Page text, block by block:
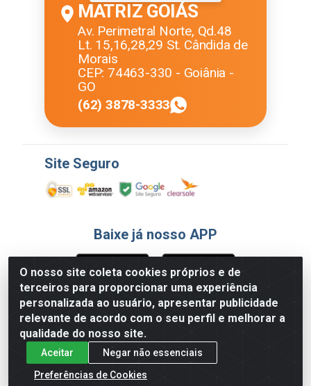
O nosso site coleta cookies próprios e de
terceiros para proporcionar uma experiência
personalizada ao usuário, apresentar publicidade
relevante de acordo com o seu perfil e melhorar a
qualidade do nosso site.
Aceitar
Negar não essenciais
Preferências de Cookies
MATRIZ GOIÁS
Av. Perimetral Norte, Qd.48
Lt. 15,16,28,29 St. Cândida de
Morais
CEP: 74463-330 - Goiânia -
GO
(62) 3878-3333
Site Seguro
Baixe já nosso APP
Formas de Pagamento